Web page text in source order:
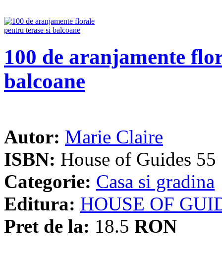
100 de aranjamente
balcoane
Autor: Marie Claire
ISBN: House of Guides 55
Categorie: Casa si gradina
Editura: HOUSE OF
Pret de la: 18.5 RON